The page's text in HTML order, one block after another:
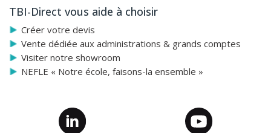
Logiciel Suite A+ incluant A+ Plug-in pour
PowerPoint, Word et Excel, et logiciel pour
visualiseur AVerVision 4
Annotations intégrées
Zoom optique 8X
TBI-Direct vous aide à choisir
Créer votre devis
Vente dédiée aux administrations & grands comptes
Visiter notre showroom
NEFLE « Notre école, faisons-la ensemble »